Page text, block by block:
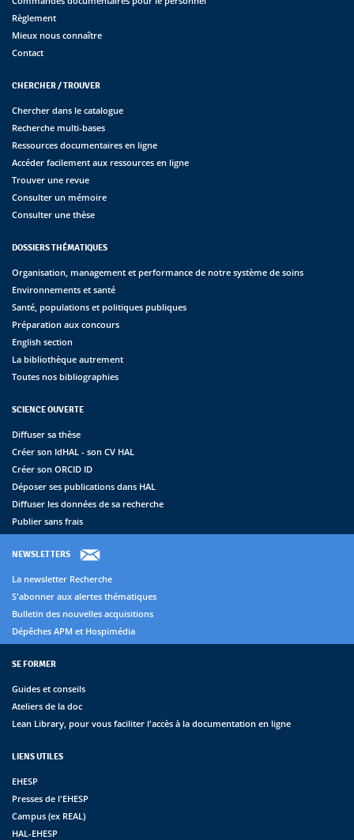
Règlement
Mieux nous connaître
Contact
CHERCHER / TROUVER
Chercher dans le catalogue
Recherche multi-bases
Ressources documentaires en ligne
Accéder facilement aux ressources en ligne
Trouver une revue
Consulter un mémoire
Consulter une thèse
DOSSIERS THÉMATIQUES
Organisation, management et performance de notre système de soins
Environnements et santé
Santé, populations et politiques publiques
Préparation aux concours
English section
La bibliothèque autrement
Toutes nos bibliographies
SCIENCE OUVERTE
Diffuser sa thèse
Créer son IdHAL - son CV HAL
Créer son ORCID ID
Déposer ses publications dans HAL
Diffuser les données de sa recherche
Publier sans frais
NEWSLETTERS
La newsletter Recherche
S'abonner aux alertes thématiques
Bulletin des nouvelles acquisitions
Dépêches APM et Hospimédia
SE FORMER
Guides et conseils
Ateliers de la doc
Lean Library, pour vous faciliter l'accès à la documentation en ligne
LIENS UTILES
EHESP
Presses de l'EHESP
Campus (ex REAL)
HAL-EHESP